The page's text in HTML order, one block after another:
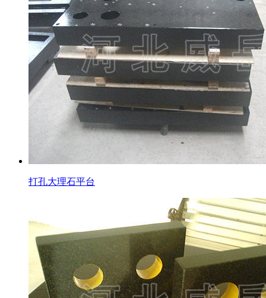
打孔大理石平台